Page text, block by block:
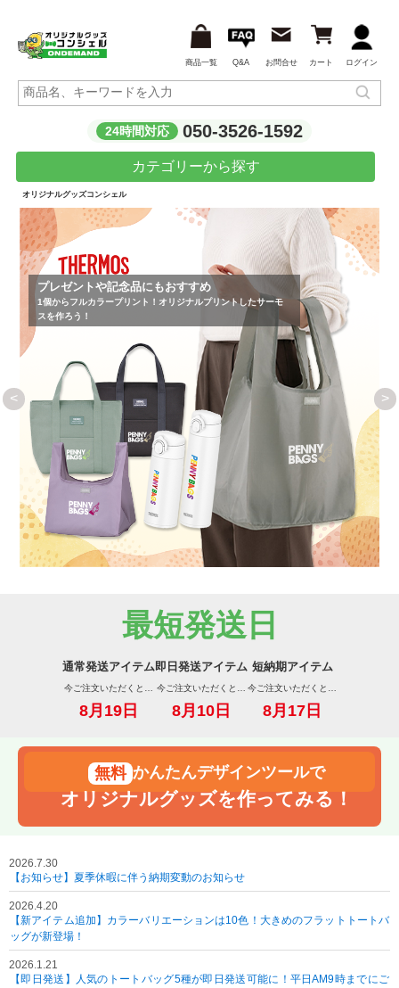
商品一覧 Q&A お問合せ カート ログイン
24時間対応 050-3526-1592
カテゴリーから探す
オリジナルグッズコンシェル
<
ントや記念品にもおすすめ
フルカラープリント！オリジナルプリントしたサーモ
>
最短発送日
通常発送アイテム
今ご注文いただくと…
8月19日
即日発送アイテム
今ご注文いただくと…
8月10日
短納期アイテム
今ご注文いただくと…
8月17日
かんたんデザインツールで
オリジナルグッズを作ってみる！
2026.7.30
【お知らせ】夏季休暇に伴う納期変動のお知らせ
2026.4.20
【新アイテム追加】カラーバリエーションは10色！大きめのフラットトートバ
ッグが新登場！
2026.1.21
【即日発送】人気のトートバッグ5種が即日発送可能に！平日AM9時までにご